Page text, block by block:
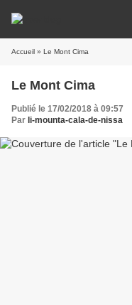
Accueil » Le Mont Cima
Le Mont Cima
Publié le 17/02/2018 à 09:57
Par li-mounta-cala-de-nissa